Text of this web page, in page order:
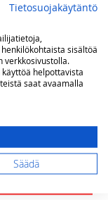
Tietosuojakäytäntö
sisältöä
verkkosivustolla.
helpottavista
saat avaamalla
Säädä